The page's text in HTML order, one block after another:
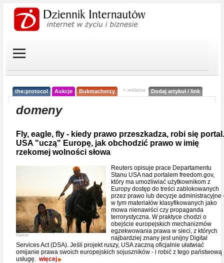
the:protocol Aukcje Bukmacherzy < reklama Dodaj artykuł / link
domeny
Fly, eagle, fly - kiedy prawo przeszkadza, robi się portal.
USA "uczą" Europę, jak obchodzić prawo w imię
rzekomej wolności słowa
Gemini
Reuters opisuje prace Departamentu
Stanu USA nad portalem freedom.gov,
który ma umożliwiać użytkownikom z
Europy dostęp do treści zablokowanych
przez prawo lub decyzje administracyjne
w tym materiałów klasyfikowanych jako
mowa nienawiści czy propaganda
terrorystyczna. W praktyce chodzi o
obejście europejskich mechanizmów
egzekwowania prawa w sieci, z których
najbardziej znany jest unijny Digital
Services Act (DSA). Jeśli projekt ruszy, USA zaczną oficjalnie ułatwiać
omijanie prawa swoich europejskich sojuszników - i robić z tego państwową
usługę. więcej